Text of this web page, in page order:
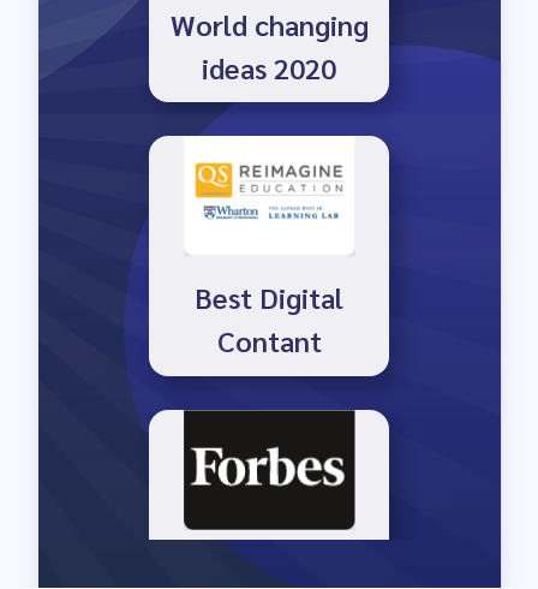
Best Digital
Contant
Top 4 best AI
companies